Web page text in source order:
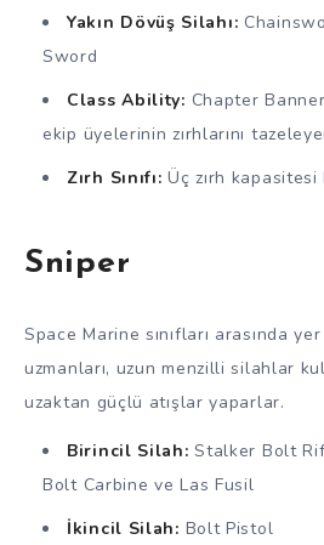
Yakın Dövüş Silahı:
Sword
Class Ability: Chapter
ekip üyelerinin zırhlarını
Zırh Sınıfı:Üç zırh
Sniper
Space Marine sınıfları arasında
uzmanları, uzun menzilli silahlar
uzaktan güçlü atışlar yaparlar.
Birincil Silah:Stalker Bolt
Bolt Carbine ve Las Fusil
İkincil Silah: Bolt Pistol